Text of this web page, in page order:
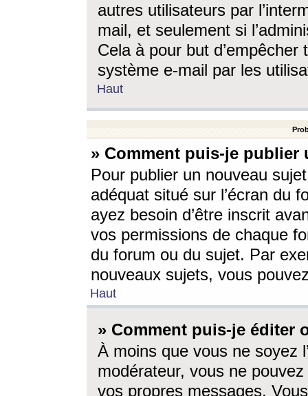
autres utilisateurs par
mail, et seulement si
Cela à pour but
système e-mail par les
Haut
» Comment puis-je
Pour publier un nouveau
adéquat situé sur l’écran du
ayez besoin d’être inscrit
vos permissions de chaque
du forum ou du sujet. Par
nouveaux sujets, vous
Haut
» Comment puis-je éditer
À moins que vous ne soyez
modérateur, vous ne
vos propres messages.